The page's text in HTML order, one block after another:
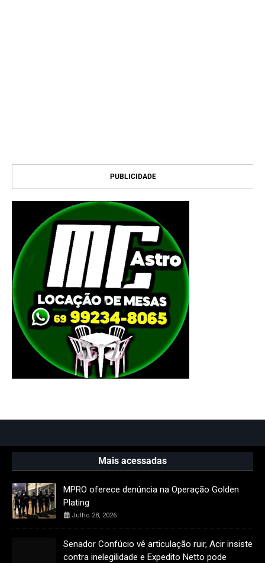
PUBLICIDADE
Mais acessadas
MPRO oferece denúncia na Operação Golden
Plating
Julho 28, 2026
Senador Confúcio vê articulação ruir, Acir insiste
contra inelegilidade e Expedito Netto pode